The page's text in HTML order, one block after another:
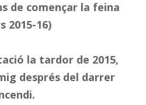
de començar la feina
2015-16)
la tardor de 2015,
després del darrer